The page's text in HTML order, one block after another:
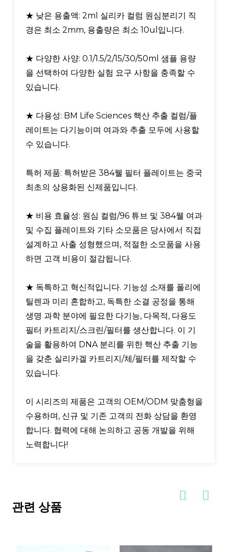
★ 낮은 용출액: ​​2ml 실리카 컬럼 원심분리기 직
경은 최소 2mm, 용출량은 최소 10ul입니다.
★ 다양한 사양: 0.1/1.5/2/15/30/50ml 샘플 용량
을 선택하여 다양한 실험 요구 사항을 충족할 수
있습니다.
★ 다용성: BM Life Sciences 핵산 추출 컬럼/플
레이트는 다기능이며 여과와 추출 모두에 사용할
수 있습니다.
특허 제품: 특허받은 384웰 필터 플레이트는 중국
최초의 상용화된 신제품입니다.
★ 비용 효율성: 원심 컬럼/96 튜브 및 384웰 여과
및 수집 플레이트와 기타 소모품은 당사에서 직접
설계하고 사출 성형했으며, 적절한 소모품을 사용
하면 고객 비용이 절감됩니다.
★ 독특하고 혁신적입니다. 기능성 소재를 폴리에
틸렌과 미리 혼합하고, 독특한 소결 공정을 통해
생명 과학 분야에 필요한 다기능, 다목적, 다용도
필터 카트리지/스크린/필터를 생산합니다. 이 기
술을 활용하여 DNA 분리를 위한 핵산 추출 기능
을 갖춘 실리카겔 카트리지/체/필터를 제작할 수
있습니다.
이 시리즈의 제품은 고객의 OEM/ODM 맞춤형을
수용하며, 신규 및 기존 고객의 전화 상담을 환영
합니다. 협력에 대해 논의하고 공동 개발을 위해
노력합니다!
관련 상품